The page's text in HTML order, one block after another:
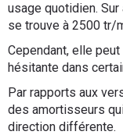
usage quotidien.
se trouve à 2500 tr/
Cependant, elle
hésitante dans
Par rapports aux
des amortisseurs
direction différente.